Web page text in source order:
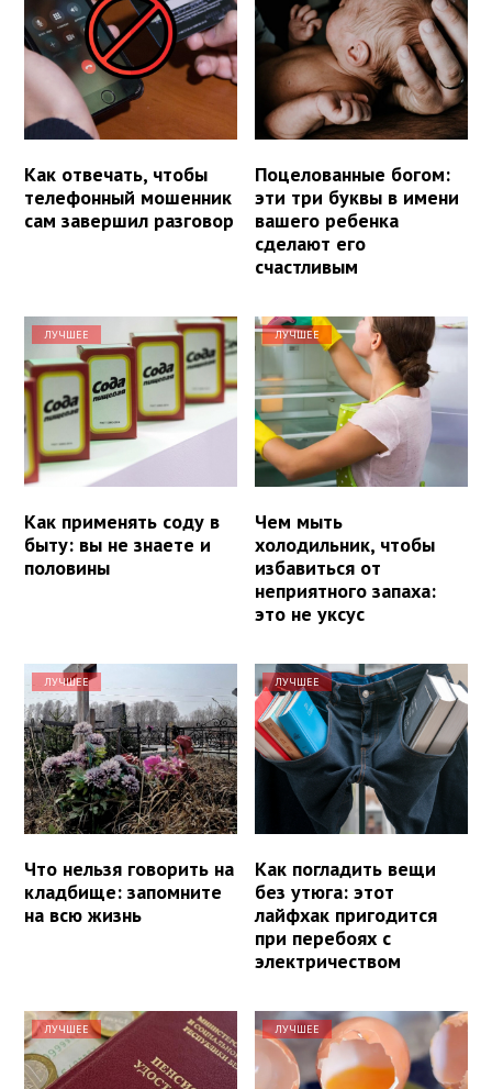
Как отвечать, чтобы
телефонный мошенник
сам завершил разговор
Поцелованные богом:
эти три буквы в имени
вашего ребенка
сделают его
счастливым
ЛУЧШЕЕ
Как применять соду в
быту: вы не знаете и
половины
ЛУЧШЕЕ
Чем мыть
холодильник, чтобы
избавиться от
неприятного запаха:
это не уксус
ЛУЧШЕЕ
Что нельзя говорить на
кладбище: запомните
на всю жизнь
ЛУЧШЕЕ
Как погладить вещи
без утюга: этот
лайфхак пригодится
при перебоях с
электричеством
ЛУЧШЕЕ ЛУЧШЕЕ